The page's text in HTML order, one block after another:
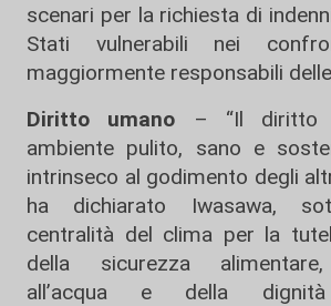
scenari per la richiesta di
Stati vulnerabili nei
maggiormente responsabili
Diritto umano – “Il diritto
ambiente pulito, sano e
intrinseco al godimento degli
ha dichiarato Iwasawa,
centralità del clima per la
della sicurezza alimentare,
all’acqua e della